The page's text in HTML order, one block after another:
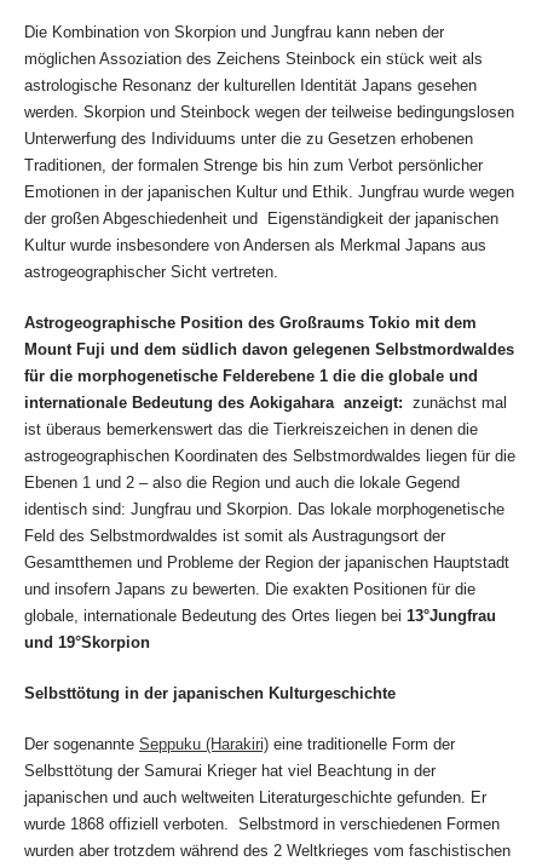
Die Kombination von Skorpion und Jungfrau kann neben der
möglichen Assoziation des Zeichens Steinbock ein stück weit als
astrologische Resonanz der kulturellen Identität Japans gesehen
werden. Skorpion und Steinbock wegen der teilweise bedingungslosen
Unterwerfung des Individuums unter die zu Gesetzen erhobenen
Traditionen, der formalen Strenge bis hin zum Verbot persönlicher
Emotionen in der japanischen Kultur und Ethik. Jungfrau wurde wegen
der großen Abgeschiedenheit und Eigenständigkeit der japanischen
Kultur wurde insbesondere von Andersen als Merkmal Japans aus
astrogeographischer Sicht vertreten.
Astrogeographische Position des Großraums Tokio mit dem
Mount Fuji und dem südlich davon gelegenen Selbstmordwaldes
für die morphogenetische Felderebene 1 die die globale und
internationale Bedeutung des Aokigahara anzeigt: zunächst mal
ist überaus bemerkenswert das die Tierkreiszeichen in denen die
astrogeographischen Koordinaten des Selbstmordwaldes liegen für die
Ebenen 1 und 2 – also die Region und auch die lokale Gegend
identisch sind: Jungfrau und Skorpion. Das lokale morphogenetische
Feld des Selbstmordwaldes ist somit als Austragungsort der
Gesamtthemen und Probleme der Region der japanischen Hauptstadt
und insofern Japans zu bewerten. Die exakten Positionen für die
globale, internationale Bedeutung des Ortes liegen bei 13°Jungfrau
und 19°Skorpion
Selbsttötung in der japanischen Kulturgeschichte
Der sogenannte Seppuku (Harakiri) eine traditionelle Form der
Selbsttötung der Samurai Krieger hat viel Beachtung in der
japanischen und auch weltweiten Literaturgeschichte gefunden. Er
wurde 1868 offiziell verboten. Selbstmord in verschiedenen Formen
wurden aber trotzdem während des 2 Weltkrieges vom faschistischen